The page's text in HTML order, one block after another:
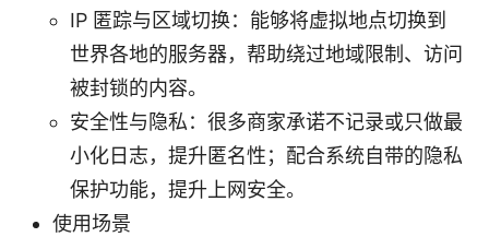
IP 匿踪与区域切换：能够将虚拟地点切换到
世界各地的服务器，帮助绕过地域限制、访问
被封锁的内容。
安全性与隐私：很多商家承诺不记录或只做最
小化日志，提升匿名性；配合系统自带的隐私
保护功能，提升上网安全。
使用场景